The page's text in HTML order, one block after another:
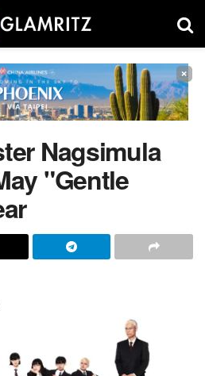
×
Nagsimula
"Gentle